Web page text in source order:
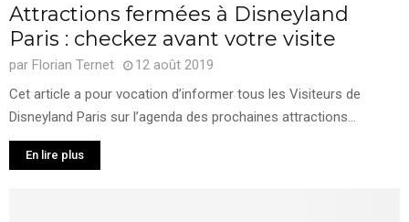
Attractions fermées à Disneyland
Paris : checkez avant votre visite
par Florian Ternet
12 août 2019
Cet article a pour vocation d’informer tous les Visiteurs de
Disneyland Paris sur l’agenda des prochaines attractions...
En lire plus